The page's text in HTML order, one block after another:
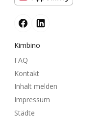
Kimbino
FAQ
Kontakt
Inhalt melden
Impressum
Städte